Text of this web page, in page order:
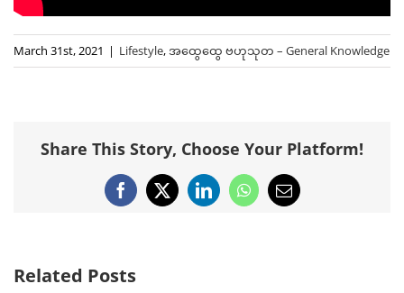
March 31st, 2021 | Lifestyle,အထွေထွေ ဗဟုသုတ – General Knowledge
Share This Story, Choose Your Platform!
Facebook
X LinkedInWhatsApp
Email
Related Posts